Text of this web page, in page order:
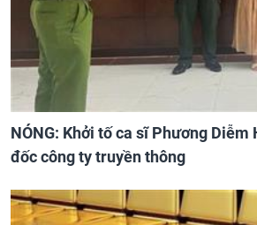
NÓNG: Khởi tố ca sĩ Phương Diễm
đốc công ty truyền thông